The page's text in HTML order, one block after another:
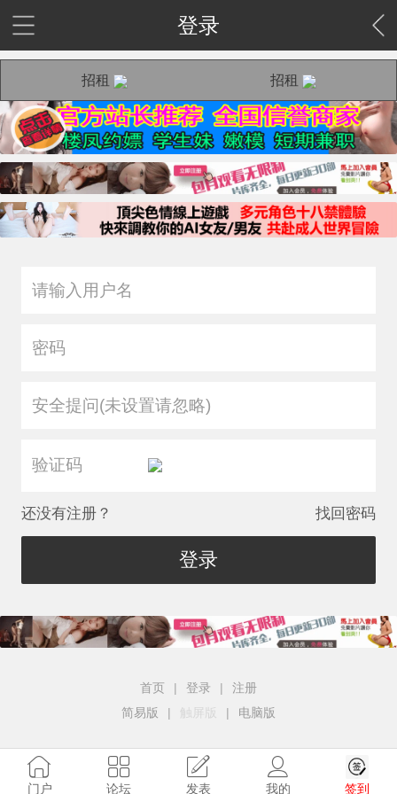
登录
招租 招租
安全提问(未设置请忽略)
还没有注册？ 找回密码
登录
首页 | 登录 |
注册
简易版
| 触屏版 | 电脑版
门户 论坛 发表 我的 签到